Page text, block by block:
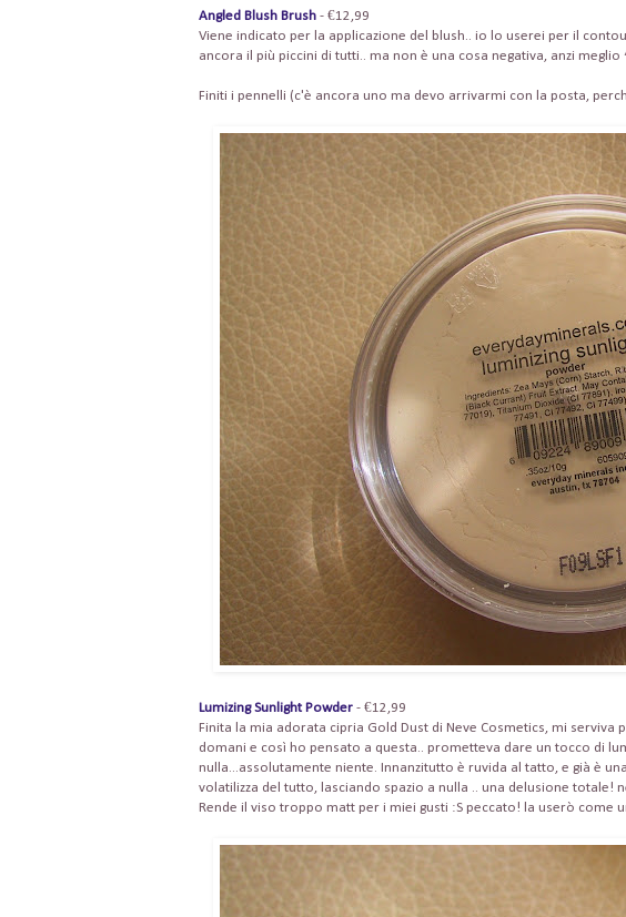
Angled Blush Brush - €12,99
Viene indicato per la applicazione del blush.. io lo userei per il
ancora il più piccini di tutti.. ma non è una cosa negativa, anzi meglio
Finiti i pennelli (c'è ancora uno ma devo arrivarmi con la posta,
Lumizing Sunlight Powder - €12,99
Finita la mia adorata cipria Gold Dust di Neve Cosmetics, mi
domani e così ho pensato a questa.. prometteva dare un tocco di
nulla...assolutamente niente. Innanzitutto è ruvida al tatto, e già è
volatilizza del tutto, lasciando spazio a nulla .. una delusione totale!
Rende il viso troppo matt per i miei gusti :S peccato! la userò come